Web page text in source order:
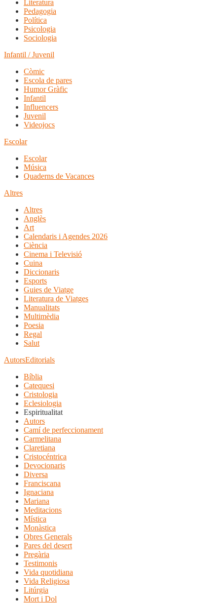
Literatura
Pedagogia
Política
Psicologia
Sociologia
Infantil / Juvenil
Còmic
Escola de pares
Humor Gràfic
Infantil
Influencers
Juvenil
Videojocs
Escolar
Escolar
Música
Quaderns de Vacances
Altres
Altres
Anglès
Art
Calendaris i Agendes 2026
Ciència
Cinema i Televisió
Cuina
Diccionaris
Esports
Guies de Viatge
Literatura de Viatges
Manualitats
Multimèdia
Poesia
Regal
Salut
AutorsEditorials
Bíblia
Catequesi
Cristologia
Eclesiologia
Espiritualitat
Autors
Camí de perfeccionament
Carmelitana
Claretiana
Cristocéntrica
Devocionaris
Diversa
Franciscana
Ignaciana
Mariana
Meditacions
Mística
Monàstica
Obres Generals
Pares del desert
Pregària
Testimonis
Vida quotidiana
Vida Religiosa
Litúrgia
Mort i Dol